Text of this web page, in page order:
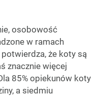
osobowość
w ramach
że koty są
znacznie więcej
85% opiekunów koty
a siedmiu